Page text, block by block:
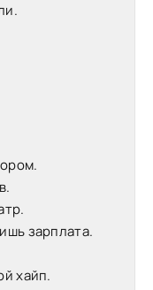
зарплата.
хайп.